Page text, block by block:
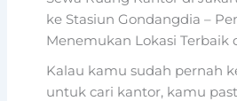
ke Stasiun Gondangdia –
Menemukan Lokasi Terbaik
Kalau kamu sudah pernah
untuk cari kantor, kamu